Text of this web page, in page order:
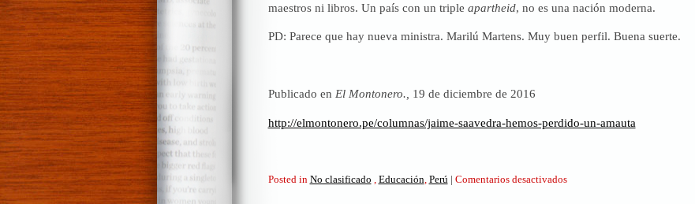
maestros ni libros. Un país con un triple apartheid, no es una nación moderna.
PD: Parece que hay nueva ministra. Marilú Martens. Muy buen perfil. Buena suerte.
Publicado en El Montonero., 19 de diciembre de 2016
http://elmontonero.pe/columnas/jaime-saavedra-hemos-perdido-un-amauta
Posted in No clasificado , Educación, Perú | Comentarios desactivadosen